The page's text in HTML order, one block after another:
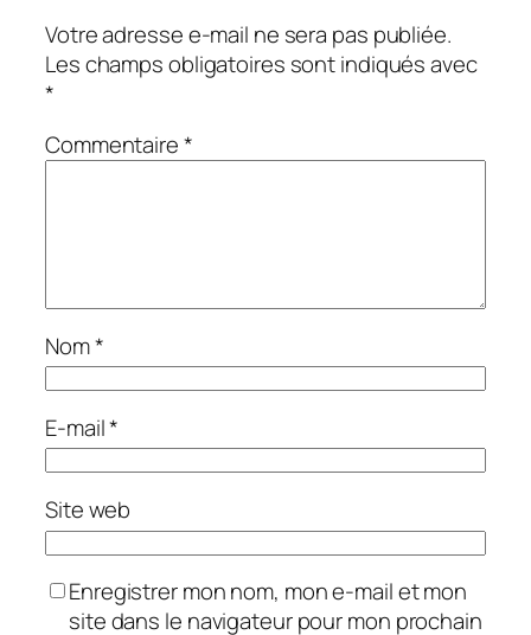
Votre adresse e-mail ne sera pas publiée.
Les champs obligatoires sont indiqués avec
*
Commentaire*
Nom*
E-mail*
Site web
Enregistrer mon nom, mon e-mail et mon
site dans le navigateur pour mon prochain